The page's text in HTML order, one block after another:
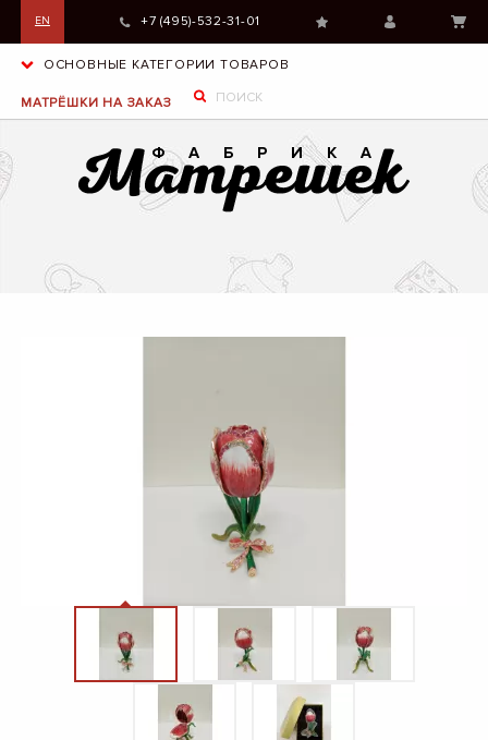
EN +7 (495)-532-31-01
ОСНОВНЫЕ КАТЕГОРИИ ТОВАРОВ
МАТРЁШКИ НА ЗАКАЗ